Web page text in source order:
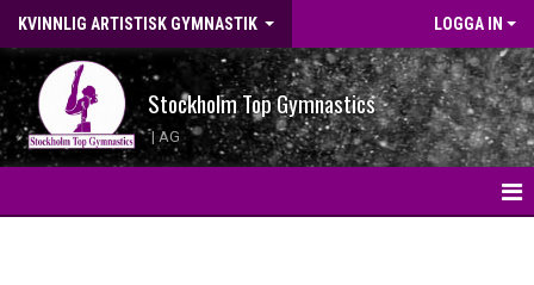
KVINNLIG ARTISTISK GYMNASTIK LOGGA IN
Stockholm Top Gymnastics
| AG